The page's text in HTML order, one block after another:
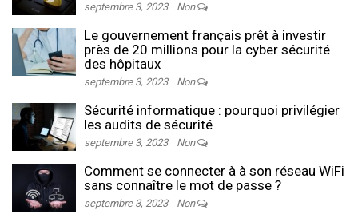
septembre 3, 2023 Non
Le gouvernement français prêt à investir
près de 20 millions pour la cyber sécurité
des hôpitaux
septembre 3, 2023 Non
Sécurité informatique : pourquoi privilégier
les audits de sécurité
septembre 3, 2023 Non
Comment se connecter à à son réseau WiFi
sans connaître le mot de passe ?
septembre 3, 2023 Non